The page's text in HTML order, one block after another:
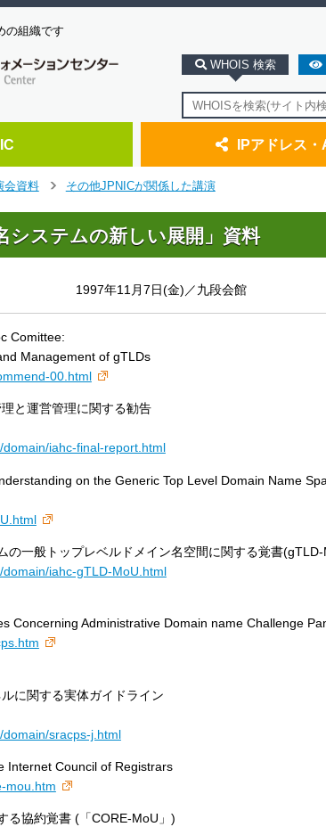
の組織です
WHOIS 検索
IPアドレス
会資料
その他JPNICが関係した講演
システムの新しい展開」資料
1997年11月7日(金)／九段会館
Comittee:
Management of gTLDs
00.html
と運営管理に関する勧告
iahc-final-report.html
on the Generic Top Level Domain Name
の一般トップレベルドメイン名空間に関する覚書
iahc-gTLD-MoU.html
Concerning Administrative Domain name Challenge
に関する実体ガイドライン
sracps-j.html
Internet Council of Registrars
mou.htm
る協約覚書 (「CORE-MoU」)